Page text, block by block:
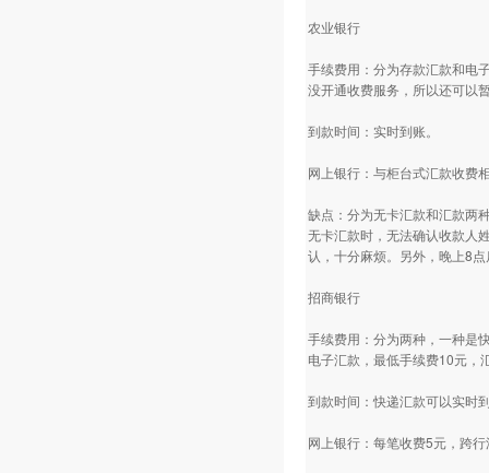
农业银行
手续费用：分为存款汇款和电
没开通收费服务，所以还可以
到款时间：实时到账。
网上银行：与柜台式汇款收费
缺点：分为无卡汇款和汇款两
无卡汇款时，无法确认收款人
认，十分麻烦。另外，晚上8
招商银行
手续费用：分为两种，一种是
电子汇款，最低手续费10元，
到款时间：快递汇款可以实时
网上银行：每笔收费5元，跨